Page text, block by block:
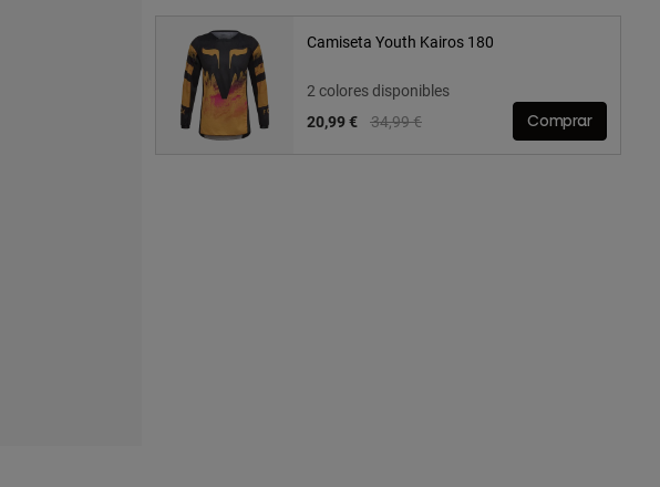
Camiseta Youth Kairos 180
2 colores disponibles
Price reduced from
34,99 €to
20,99 € Comprar